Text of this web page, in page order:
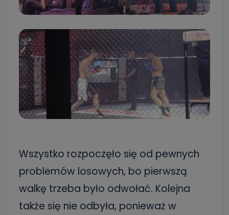
Wszystko rozpoczęło się od pewnych
problemów losowych, bo pierwszą
walkę trzeba było odwołać. Kolejna
także się nie odbyła, ponieważ w